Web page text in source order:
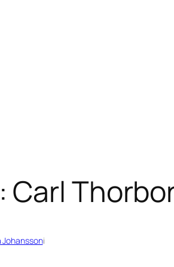
Carl
Johanssoni